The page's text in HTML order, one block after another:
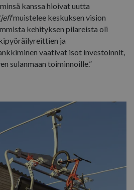
kanssa hioivat uutta
muistelee keskuksen vision
kehityksen pilareista oli
ja
vaativat isot investoinnit,
sulanmaan toiminnoille.”